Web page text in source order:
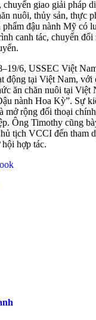
giao giải pháp
nuôi, thủy sản, thực
đậu nành Mỹ có
canh tác, chuyển
6, USSEC Việt
động tại Việt Nam, với
ăn chăn nuôi tại Việt
nành Hoa Kỳ”. Sự
mở rộng đối thoại
Ông Timothy cũng
tịch VCCI đến tham
hợp tác.